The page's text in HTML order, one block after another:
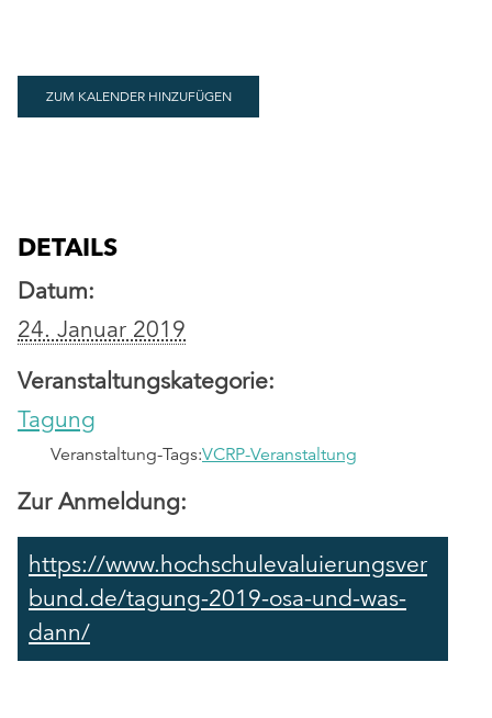
ZUM KALENDER HINZUFÜGEN
DETAILS
Datum:
24. Januar 2019
Veranstaltungskategorie:
Tagung
Veranstaltung-Tags:VCRP-Veranstaltung
Zur Anmeldung:
https://www.hochschulevaluierungsver
bund.de/tagung-2019-osa-und-was-
dann/